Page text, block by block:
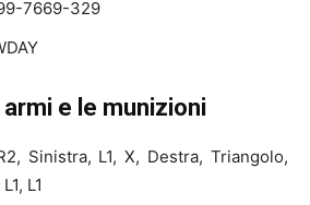
7669-329
e le munizioni
Sinistra, L1, X, Destra, Triangolo,
L1